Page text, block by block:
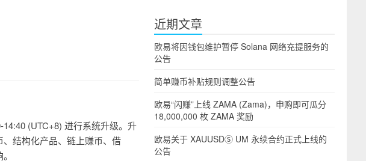
(UTC+8) 进行系统升级。升
结构化产品、链上赚币、借
近期文章
欧易将因钱包维护暂停 Solana 网络充提服务的
公告
简单赚币补贴规则调整公告
欧易“闪赚”上线 ZAMA (Zama)，申购即可瓜分
18,000,000 枚 ZAMA 奖励
欧易关于 XAUUSDⓈ UM 永续合约正式上线的
公告